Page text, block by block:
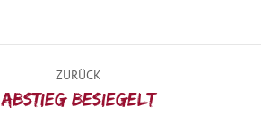
ZURÜCK
Vorheriger
Abstieg besiegelt